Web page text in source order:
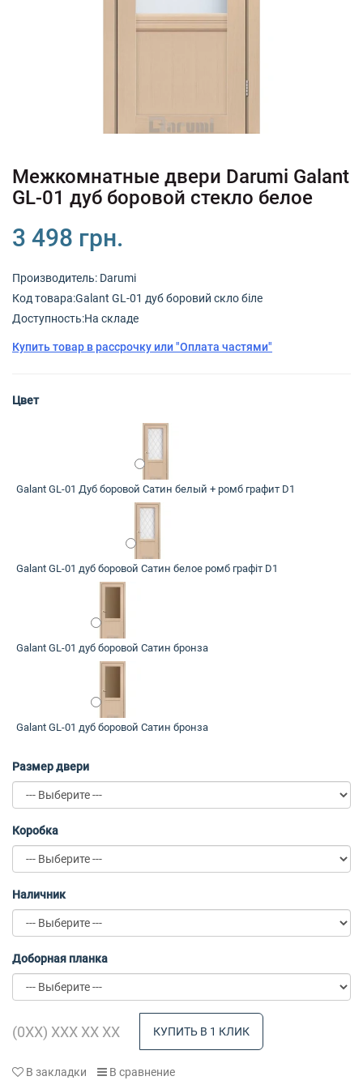
RU UK
Межкомнатные двери Darumi Galant
GL-01 дуб боровой стекло белое
3 498 грн.
Производитель: Darumi
Код товарa:Galant GL-01 дуб боровий скло біле
Доступность:На складе
Купить товар в рассрочку или "Оплата частями"
Цвет
Galant GL-01 Дуб боровой Сатин белый + ромб графит D1
Galant GL-01 дуб боровой Сатин белое ромб графіт D1
Galant GL-01 дуб боровой Сатин бронза
Galant GL-01 дуб боровой Сатин бронза
Размер двери
Коробка
Наличник
Доборная планка
КУПИТЬ В 1 КЛИК
В закладки В сравнение